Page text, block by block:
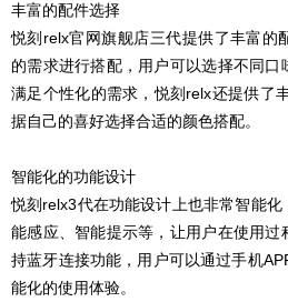
丰富的配件选择
悦刻relx官网旗舰店三代提供了丰富的
的需求进行搭配，用户可以选择不同
满足个性化的需求，悦刻relx还提供了
据自己的喜好选择合适的颜色搭配。
智能化的功能设计
悦刻relx3代在功能设计上也非常智能
能感应、智能提示等，让用户在使用过
持蓝牙连接功能，用户可以通过手机
能化的使用体验。